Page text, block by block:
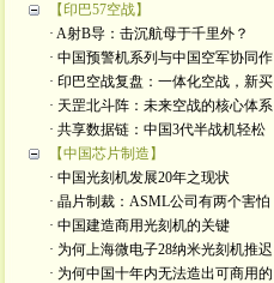
【印巴57空战】
· A射B导：击沉航母于千里外？
· 中国预警机系列与中国空军协同作
· 印巴空战复盘：一体化空战，新买
· 天罡北斗阵：未来空战的核心体系
· 共享数据链：中国3代半战机轻松
【中国芯片制造】
· 中国光刻机发展20年之现状
· 晶片制裁：ASML公司有两个害怕
· 中国建造商用光刻机的关键
· 为何上海微电子28纳米光刻机推迟
· 为何中国十年内无法造出可商用的